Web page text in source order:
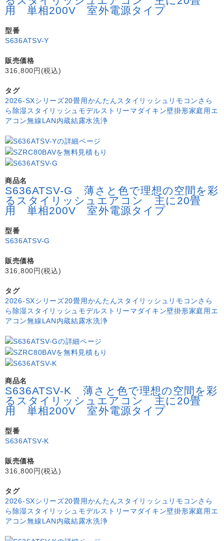
用 単相200V 室外電源タイプ
型番
S636ATSV-Y
販売価格
316,800円(税込)
タグ
2026-SXシリーズ20畳用かんたんスタイリッシュリモコンさら
ら除湿 スタイリッシュモデルストリーマ ダイキン壁掛形家庭用エ
アコン無線LAN内蔵結露水洗浄
商品名
S636ATSV-G 薄さと色で理想の空間を彩
るスタイリッシュエアコン 主に20畳
用 単相200V 室外電源タイプ
型番
S636ATSV-G
販売価格
316,800円(税込)
タグ
2026-SXシリーズ20畳用かんたんスタイリッシュリモコンさら
ら除湿 スタイリッシュモデルストリーマ ダイキン壁掛形家庭用エ
アコン無線LAN内蔵結露水洗浄
商品名
S636ATSV-K 薄さと色で理想の空間を彩
るスタイリッシュエアコン 主に20畳
用 単相200V 室外電源タイプ
型番
S636ATSV-K
販売価格
316,800円(税込)
タグ
2026-SXシリーズ20畳用かんたんスタイリッシュリモコンさら
ら除湿 スタイリッシュモデルストリーマ ダイキン壁掛形家庭用エ
アコン無線LAN内蔵結露水洗浄